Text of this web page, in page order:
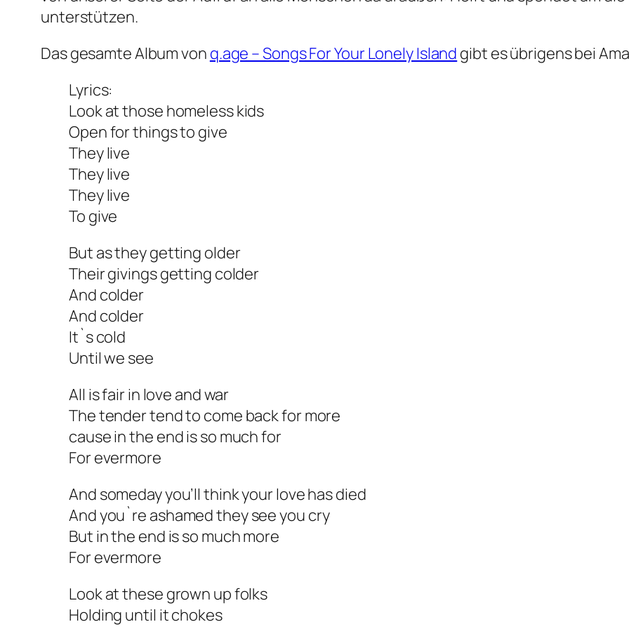
unterstützen.
Das gesamte Album von q.age – Songs For Your Lonely Island gibt es übrigens bei
Lyrics:
Look at those homeless kids
Open for things to give
They live
They live
They live
To give
But as they getting older
Their givings getting colder
And colder
And colder
It`s cold
Until we see
All is fair in love and war
The tender tend to come back for more
cause in the end is so much for
For evermore
And someday you’ll think your love has died
And you`re ashamed they see you cry
But in the end is so much more
For evermore
Look at these grown up folks
Holding until it chokes